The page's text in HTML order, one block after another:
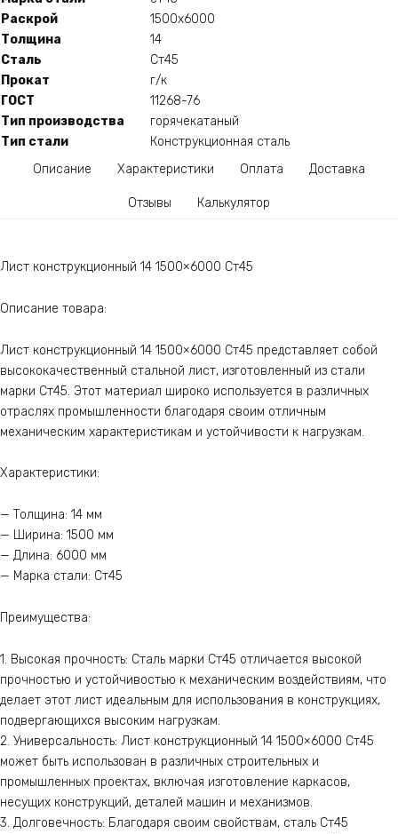
Раскрой
1500x6000
Толщина
14
Сталь
Ст45
Прокат
г/к
ГОСТ
11268-76
Тип производства
горячекатаный
Тип стали
Конструкционная сталь
Описание
Характеристики Оплата Доставка
Отзывы Калькулятор
Лист конструкционный 14 1500×6000 Ст45
Описание товара:
Лист конструкционный 14 1500×6000 Ст45 представляет собой
высококачественный стальной лист, изготовленный из стали
марки Ст45. Этот материал широко используется в различных
отраслях промышленности благодаря своим отличным
механическим характеристикам и устойчивости к нагрузкам.
Характеристики:
— Толщина: 14 мм
— Ширина: 1500 мм
— Длина: 6000 мм
— Марка стали: Ст45
Преимущества:
1. Высокая прочность: Сталь марки Ст45 отличается высокой
прочностью и устойчивостью к механическим воздействиям, что
делает этот лист идеальным для использования в конструкциях,
подвергающихся высоким нагрузкам.
2. Универсальность: Лист конструкционный 14 1500×6000 Ст45
может быть использован в различных строительных и
промышленных проектах, включая изготовление каркасов,
несущих конструкций, деталей машин и механизмов.
3. Долговечность: Благодаря своим свойствам, сталь Ст45